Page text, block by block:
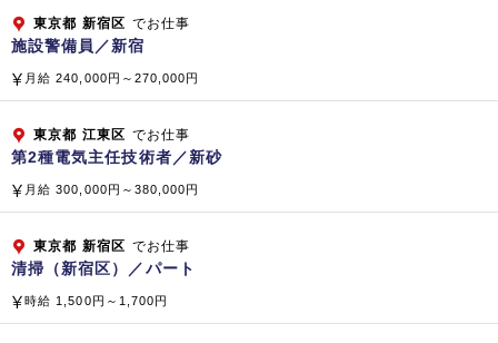
小倉興産 株式会社
株式会社 ラボテック
株式会社 ケアホテルマネジメント
株式会社 クリーンボーイ
株式会社 ビーエムエス
株式会社 クリーンテック
株式会社 テクノサービス
株式会社 テクノサービス東京
【海外】 SINGAPORE BIKEN PTE.LTD.（シンガポール共
和国）
東京都 新宿区 でお仕事
施設警備員／新宿
月給 240,000円～270,000円
東京都 江東区 でお仕事
第2種電気主任技術者／新砂
月給 300,000円～380,000円
東京都 新宿区 でお仕事
清掃（新宿区）／パート
時給 1,500円～1,700円